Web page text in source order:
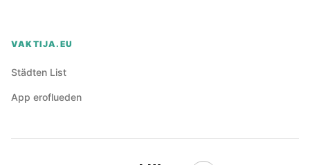
VAKTIJA.EU
Städten List
App eroflueden